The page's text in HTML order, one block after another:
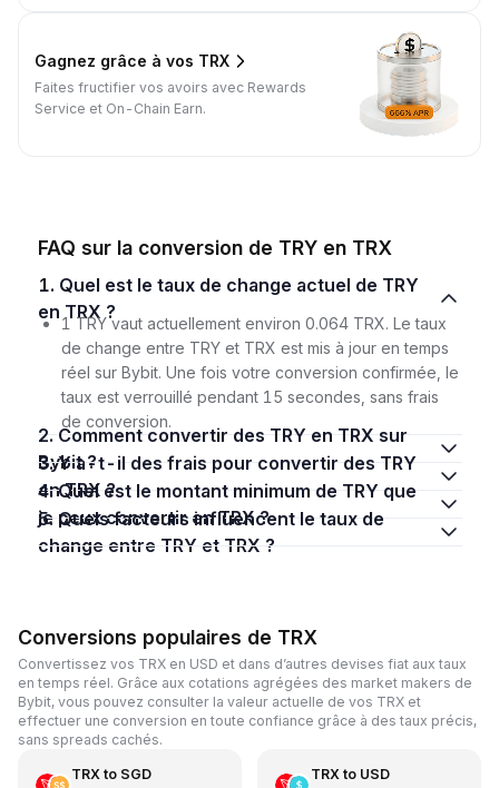
Gagnez grâce à vos TRX
Faites fructifier vos avoirs avec Rewards
Service et On-Chain Earn.
FAQ sur la conversion de TRY en TRX
1. Quel est le taux de change actuel de TRY
en TRX ?
1 TRY vaut actuellement environ 0.064 TRX. Le taux
de change entre TRY et TRX est mis à jour en temps
réel sur Bybit. Une fois votre conversion confirmée, le
taux est verrouillé pendant 15 secondes, sans frais
de conversion.
2. Comment convertir des TRY en TRX sur
Bybit ?
3. Y a-t-il des frais pour convertir des TRY
en TRX ?
4. Quel est le montant minimum de TRY que
je peux convertir en TRX ?
5. Quels facteurs influencent le taux de
change entre TRY et TRX ?
Conversions populaires de TRX
Convertissez vos TRX en USD et dans d’autres devises fiat aux taux
en temps réel. Grâce aux cotations agrégées des market makers de
Bybit, vous pouvez consulter la valeur actuelle de vos TRX et
effectuer une conversion en toute confiance grâce à des taux précis,
sans spreads cachés.
TRXto SGD TRXto USD